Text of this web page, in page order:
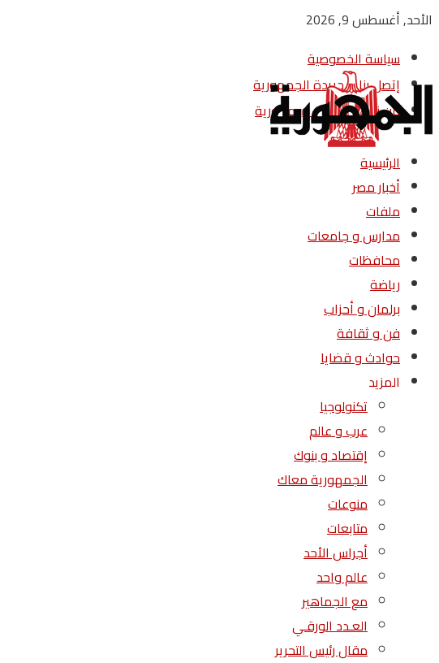
الأحد, أغسطس 9, 2026
سياسة الخصوصية
إتصل بنا – جريدة الجمهورية
من نحن – جريدة الجمهورية
الرئيسية
أخبار مصر
ملفات
مدارس و جامعات
محافظات
رياضة
برلمان و أحزاب
فن و ثقافة
حوادث و قضايا
المزيد
تكنولوجيا
عرب و عالم
إقتصاد و بنوك
الجمهورية معاك
منوعات
متابعات
أجراس الأحد
عالم واحد
مع الجماهير
العـدد الورقـي
مقال رئيس التحرير